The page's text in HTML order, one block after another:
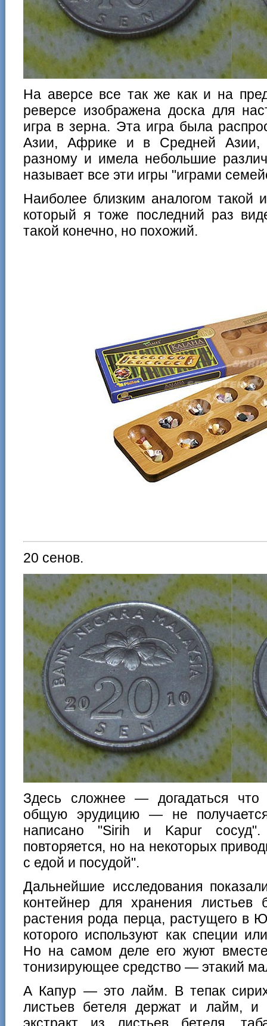
На аверсе все так же как и на
реверсе изображена доска для
игра в зерна. Эта игра была
Азии, Африке и в Средней Азии,
разному и имела небольшие
называет все эти игры "играми
Наиболее близким аналогом такой
который я тоже последний раз
такой конечно, но похожий.
20 сенов.
Здесь сложнее — догадаться что
общую эрудицию — не
написано "Sirih и Kapur
повторяется, но на некоторых
с едой и посудой".
Дальнейшие исследования
контейнер для хранения листьев
растения рода перца, растущего в
которого используют как специи
Но на самом деле его жуют
тонизирующее средство — этакий
А Капур — это лайм. В тепак
листьев бетеля держат и лайм, и
экстракт из листьев бетеля,